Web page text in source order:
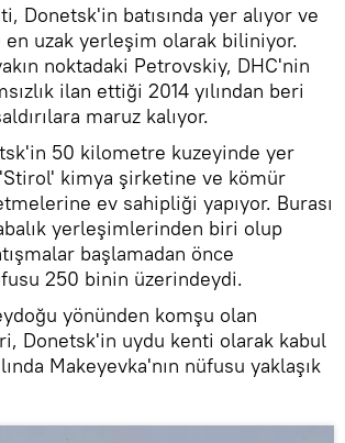
Donetsk'in batısında yer alıyor ve
uzak yerleşim olarak biliniyor.
noktadaki Petrovskiy, DHC'nin
ilan ettiği 2014 yılından beri
maruz kalıyor.
50 kilometre kuzeyinde yer
kimya şirketine ve kömür
ev sahipliği yapıyor. Burası
yerleşimlerinden biri olup
başlamadan önce
250 binin üzerindeydi.
yönünden komşu olan
Donetsk'in uydu kenti olarak kabul
Makeyevka'nın nüfusu yaklaşık